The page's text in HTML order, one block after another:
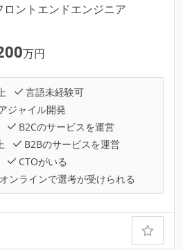
ロントエンドエンジニア
万円
言語未経験可
ジャイル開発
B2Cのサービスを運営
B2Bのサービスを運営
CTOがいる
オンラインで選考が受けられる